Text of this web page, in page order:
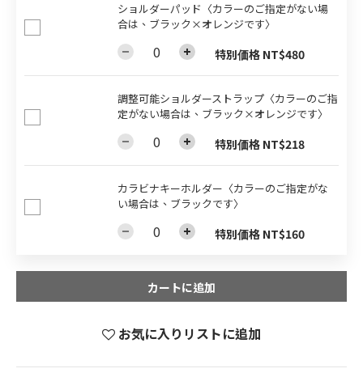
ショルダーパッド〈カラーのご指定がない場
合は、ブラック×オレンジです〉
特別価格 NT$480
調整可能ショルダーストラップ〈カラーのご指
定がない場合は、ブラック×オレンジです〉
特別価格 NT$218
カラビナキーホルダー〈カラーのご指定がな
い場合は、ブラックです〉
特別価格 NT$160
カートに追加
お気に入りリストに追加